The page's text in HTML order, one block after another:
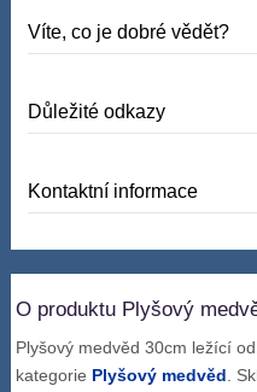
Víte, co je dobré vědět?
Důležité odkazy
Kontaktní informace
O produktu Plyšový
Plyšový medvěd 30cm ležící
kategorie Plyšový medvěd .